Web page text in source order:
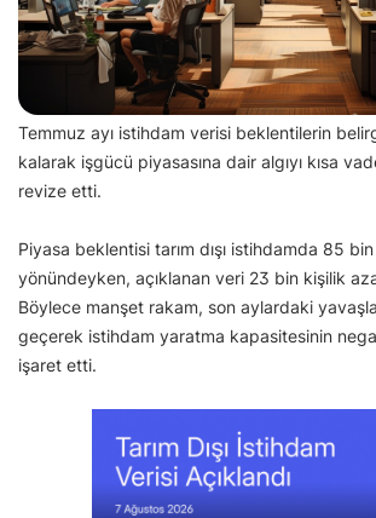
Temmuz ayı istihdam verisi beklentilerin
kalarak işgücü piyasasına dair algıyı kısa
revize etti.
Piyasa beklentisi tarım dışı istihdamda 85
yönündeyken, açıklanan veri 23 bin kişilik
Böylece manşet rakam, son aylardaki
geçerek istihdam yaratma kapasitesinin
işaret etti.